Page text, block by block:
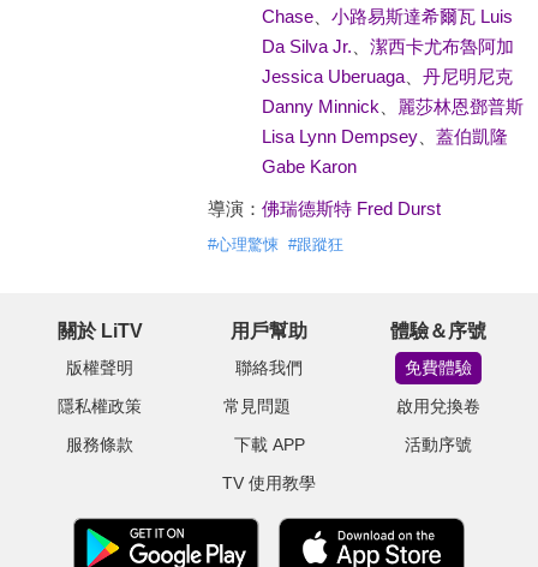
Chase、 小路易斯達希爾瓦 Luis
Da Silva Jr.
潔西卡尤布魯阿加
Jessica Uberuaga、 丹尼明尼克
Danny Minnick
麗莎林恩鄧普斯
Lisa Lynn Dempsey、 蓋伯凱隆
Gabe Karon
導演： 佛瑞德斯特 Fred Durst
#心理驚悚 #跟蹤狂
關於 LiTV
版權聲明
隱私權政策
服務條款
用戶幫助
聯絡我們
常見問題
下載 APP
TV 使用教學
體驗＆序號
免費體驗
啟用兌換卷
活動序號